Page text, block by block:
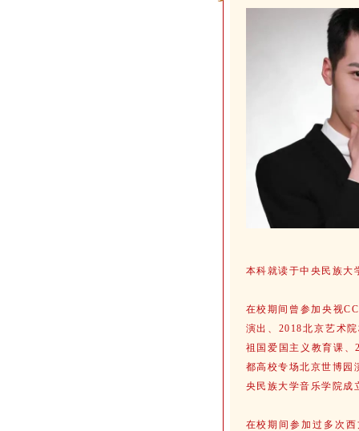
本科就读于中央民族大
在校期间曾参加央视
演出、2018北京艺术
祖国爱国主义教育课
都高校专场北京世博园
央民族大学音乐学院成
在校期间参加过多次